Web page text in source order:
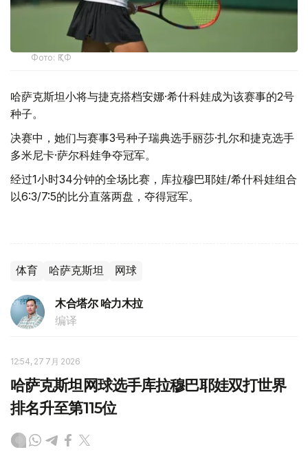
Фото: ҚТФ
哈萨克斯坦小将与捷克搭档安娜·希什科娃成为该赛事的2号
种子。
决赛中，她们与赛事3号种子瑞典选手丽莎·扎尔和捷克选手
多米尼卡·萨尔科娃争夺冠军。
经过1小时34分钟的全场比赛，库拉穆巴耶娃/希什科娃组合
以6:3/7:5的比分直落两盘，夺得冠军。
体育 哈萨克斯坦 网球
木合塔尔 哈力木拉
编译
12:54, 27 7月 2026
哈萨克斯坦网球选手库拉穆巴耶娃双打世界
排名升至第115位